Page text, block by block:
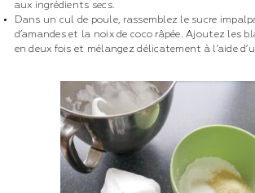
aux ingrédients secs.
Dans un cul de poule, rassemblez le sucre
d’amandes et la noix de coco râpée. Ajoutez les
en deux fois et mélangez délicatement à l’aide